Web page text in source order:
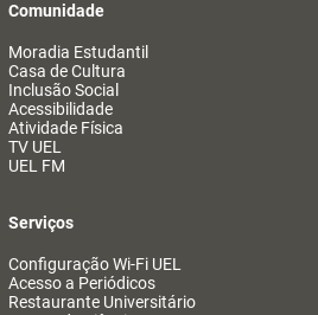
Comunidade
Moradia Estudantil
Casa de Cultura
Inclusão Social
Acessibilidade
Atividade Física
TV UEL
UEL FM
Serviços
Configuração Wi-Fi UEL
Acesso a Periódicos
Restaurante Universitário